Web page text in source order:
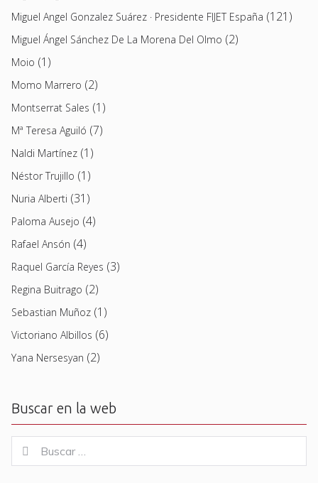
Miguel Angel Gonzalez Suárez · Presidente FIJET España (121)
Miguel Ángel Sánchez De La Morena Del Olmo (2)
Moio (1)
Momo Marrero (2)
Montserrat Sales (1)
Mª Teresa Aguiló (7)
Naldi Martínez (1)
Néstor Trujillo (1)
Nuria Alberti (31)
Paloma Ausejo (4)
Rafael Ansón (4)
Raquel García Reyes (3)
Regina Buitrago (2)
Sebastian Muñoz (1)
Victoriano Albillos (6)
Yana Nersesyan (2)
Buscar en la web
for:
Buscar